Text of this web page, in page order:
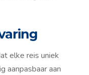
elke reis uniek
aanpasbaar aan